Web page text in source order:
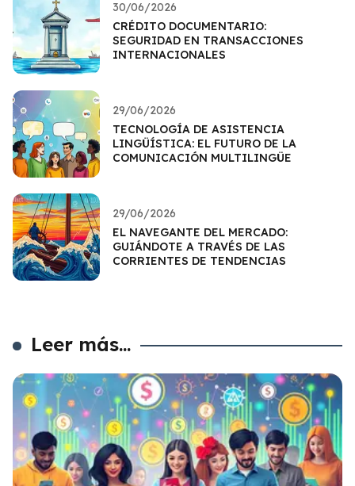
30/06/2026
CRÉDITO DOCUMENTARIO:
SEGURIDAD EN TRANSACCIONES
INTERNACIONALES
29/06/2026
TECNOLOGÍA DE ASISTENCIA
LINGÜÍSTICA: EL FUTURO DE LA
COMUNICACIÓN MULTILINGÜE
29/06/2026
EL NAVEGANTE DEL MERCADO:
GUIÁNDOTE A TRAVÉS DE LAS
CORRIENTES DE TENDENCIAS
Leer más...